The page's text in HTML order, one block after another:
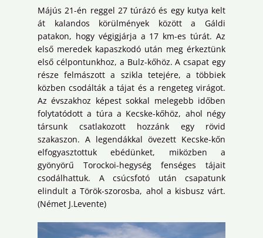
Májús 21-én reggel 27 túrázó és egy kutya kelt
át kalandos körülmények között a Gáldi
patakon, hogy végigjárja a 17 km-es túrát. Az
első meredek kapaszkodó után meg érkeztünk
első célpontunkhoz, a Bulz-kőhöz. A csapat egy
része felmászott a szikla tetejére, a többiek
közben csodálták a tájat és a rengeteg virágot.
Az évszakhoz képest sokkal melegebb időben
folytatódott a túra a Kecske-kőhöz, ahol négy
társunk csatlakozott hozzánk egy rövid
szakaszon. A legendákkal övezett Kecske-kőn
elfogyasztottuk ebédünket, miközben a
gyönyörű Torockoi-hegység fenséges tájait
csodálhattuk. A csúcsfotó után csapatunk
elindult a Török-szorosba, ahol a kisbusz várt.
(Német J.Levente)